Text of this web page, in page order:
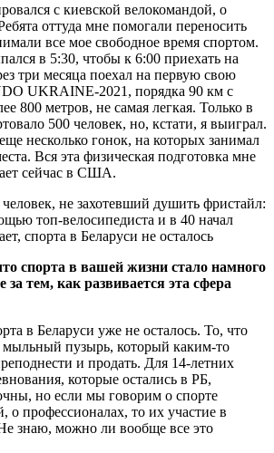
с киевской велокомандой, о
оттуда мне помогали переносить
все мое свободное время спортом.
в 5:30, чтобы к 6:00 приехать на
три месяца поехал на первую свою
UKRAINE-2021, порядка 90 км с
800 метров, не самая легкая. Только в
500 человек, но, кстати, я выиграл.
несколько гонок, на которых занимал
Вся эта физическая подготовка мне
сейчас в США.
спорта в вашей жизни стало намного
тем, как развивается эта сфера
в Беларуси уже не осталось. То, что
мыльный пузырь, который каким-то
и продать. Для 14-летних
которые остались в РБ,
но если мы говорим о спорте
профессионалах, то их участие в
знаю, можно ли вообще все это